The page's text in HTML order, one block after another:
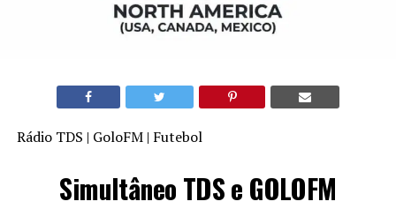
Rádio TDS | GoloFM | Futebol
Simultâneo TDS e GOLOFM